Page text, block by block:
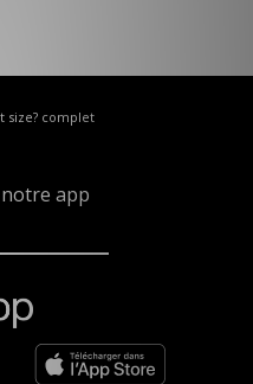
size? complet
app